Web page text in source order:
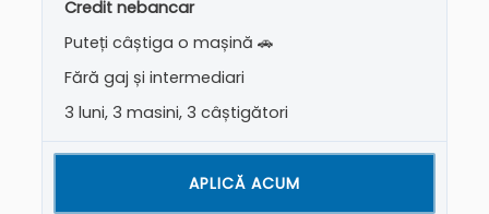
Credit nebancar
Puteți câștiga o mașină 🚗
Fără gaj și intermediari
3 luni, 3 masini, 3 câștigători
APLICĂ ACUM